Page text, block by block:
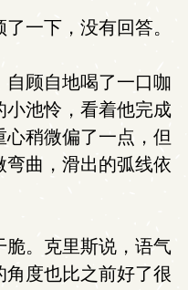
一下，没有回答。
顾自地喝了一口咖
小池怜，看着他完成
稍微偏了一点，但
曲，滑出的弧线依
。克里斯说，语气
角度也比之前好了很